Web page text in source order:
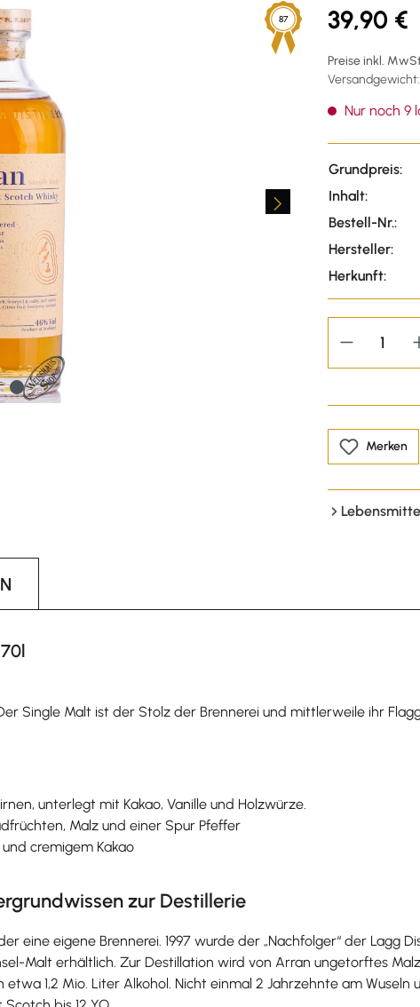
87 39,90 €
Preise inkl.
Versandgewicht:
Nur noch 9
Grundpreis:
Inhalt:
Bestell-Nr.:
Hersteller:
Herkunft:
Merken
Single Malt ist der Stolz der Brennerei und mittlerweile ihr
unterlegt mit Kakao, Vanille und Holzwürze.
Malz und einer Spur Pfeffer
cremigem Kakao
zur Destillerie
eigene Brennerei. 1997 wurde der „Nachfolger“ der Lagg
Malt erhältlich. Zur Destillation wird von Arran ungetorftes
1,2 Mio. Liter Alkohol. Nicht einmal 2 Jahrzehnte am